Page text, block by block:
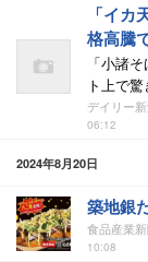
「イ
格高騰
「小諸
ト上で
デイリー
06:12
2024年8月20日
築地銀
食品産業
10:08